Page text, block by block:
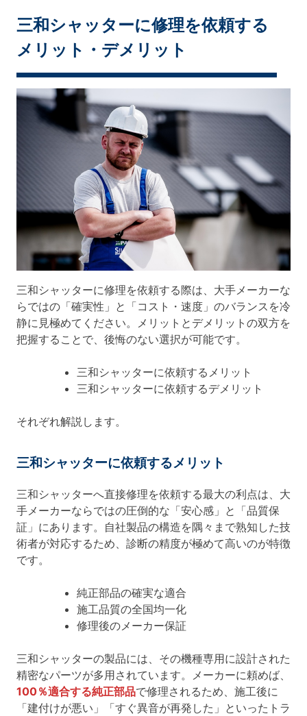
三和シャッターに修理を依頼する
メリット・デメリット
三和シャッターに修理を依頼する際は、大手メーカーな
らではの「確実性」と「コスト・速度」のバランスを冷
静に見極めてください。メリットとデメリットの双方を
把握することで、後悔のない選択が可能です。
三和シャッターに依頼するメリット
三和シャッターに依頼するデメリット
それぞれ解説します。
三和シャッターに依頼するメリット
三和シャッターへ直接修理を依頼する最大の利点は、大
手メーカーならではの圧倒的な「安心感」と「品質保
証」にあります。自社製品の構造を隅々まで熟知した技
術者が対応するため、診断の精度が極めて高いのが特徴
です。
純正部品の確実な適合
施工品質の全国均一化
修理後のメーカー保証
三和シャッターの製品には、その機種専用に設計された
精密なパーツが多用されています。メーカーに頼めば、
100％適合する純正部品で修理されるため、施工後に
「建付けが悪い」「すぐ異音が再発した」といったトラ